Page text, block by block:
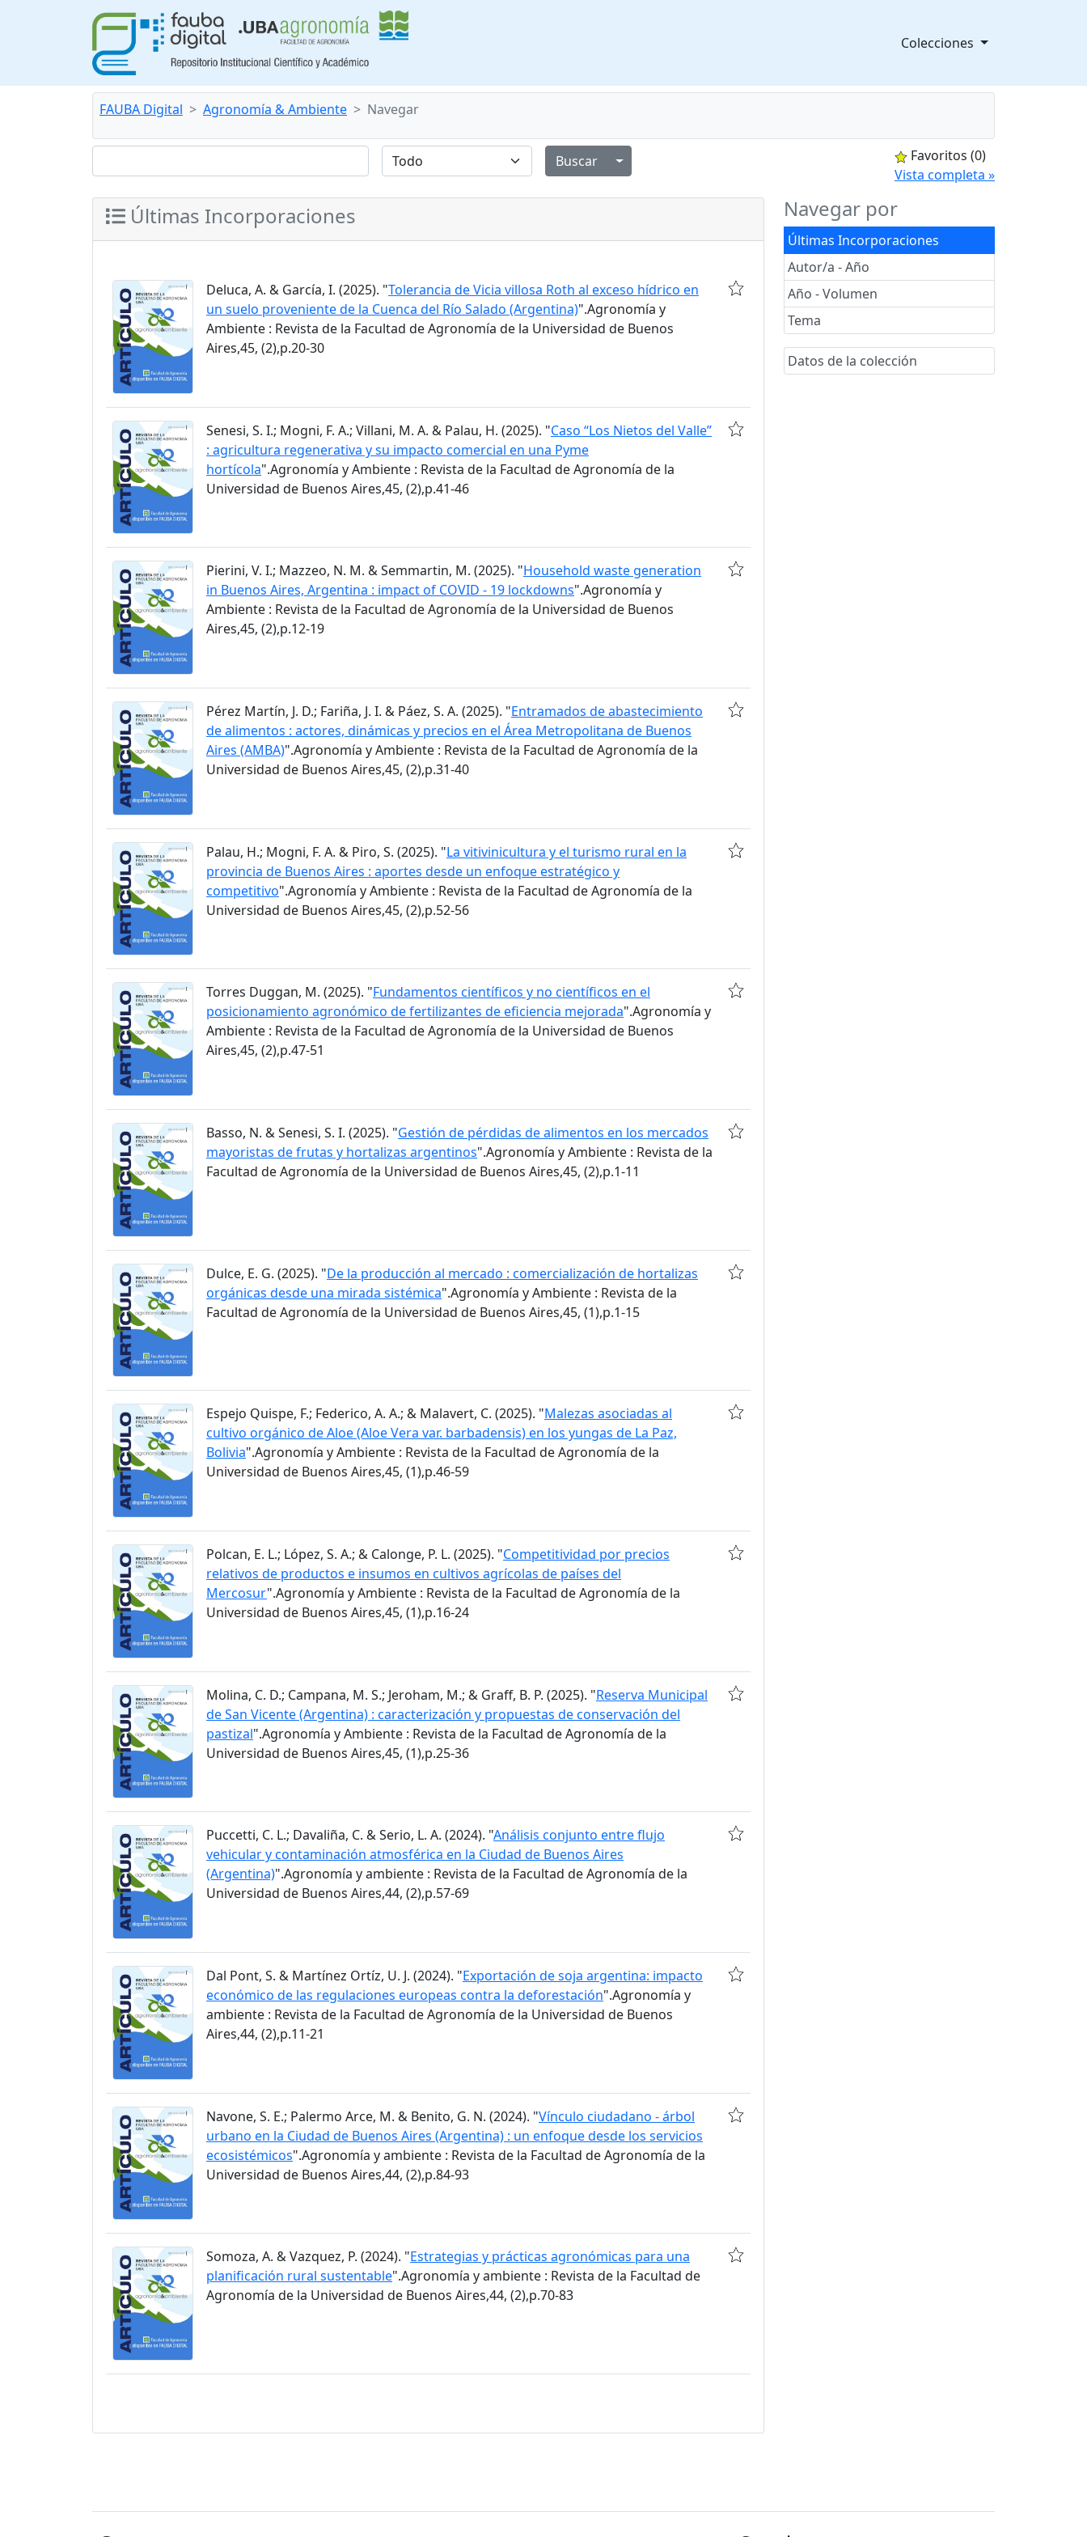
Colecciones
FAUBA Digital Agronomía & Ambiente Navegar
Alternar menú desplegable
Favoritos (0)
Vista completa »
Navegar por
Últimas Incorporaciones
Autor/a - Año
Año - Volumen
Tema
Datos de la colección
Últimas Incorporaciones
Deluca, A. & García, I. (2025). "Tolerancia de Vicia villosa Roth al exceso hídrico en
un suelo proveniente de la Cuenca del Río Salado (Argentina)".Agronomía y
Ambiente : Revista de la Facultad de Agronomía de la Universidad de Buenos
Aires,45, (2),p.20-30
Senesi, S. I.; Mogni, F. A.; Villani, M. A. & Palau, H. (2025). "Caso “Los Nietos del Valle”
: agricultura regenerativa y su impacto comercial en una Pyme
hortícola".Agronomía y Ambiente : Revista de la Facultad de Agronomía de la
Universidad de Buenos Aires,45, (2),p.41-46
Pierini, V. I.; Mazzeo, N. M. & Semmartin, M. (2025). "Household waste generation
in Buenos Aires, Argentina : impact of COVID - 19 lockdowns".Agronomía y
Ambiente : Revista de la Facultad de Agronomía de la Universidad de Buenos
Aires,45, (2),p.12-19
Pérez Martín, J. D.; Fariña, J. I. & Páez, S. A. (2025). "Entramados de abastecimiento
de alimentos : actores, dinámicas y precios en el Área Metropolitana de Buenos
Aires (AMBA)".Agronomía y Ambiente : Revista de la Facultad de Agronomía de la
Universidad de Buenos Aires,45, (2),p.31-40
Palau, H.; Mogni, F. A. & Piro, S. (2025). "La vitivinicultura y el turismo rural en la
provincia de Buenos Aires : aportes desde un enfoque estratégico y
competitivo".Agronomía y Ambiente : Revista de la Facultad de Agronomía de la
Universidad de Buenos Aires,45, (2),p.52-56
Torres Duggan, M. (2025). "Fundamentos científicos y no científicos en el
posicionamiento agronómico de fertilizantes de eficiencia mejorada".Agronomía y
Ambiente : Revista de la Facultad de Agronomía de la Universidad de Buenos
Aires,45, (2),p.47-51
Basso, N. & Senesi, S. I. (2025). "Gestión de pérdidas de alimentos en los mercados
mayoristas de frutas y hortalizas argentinos".Agronomía y Ambiente : Revista de la
Facultad de Agronomía de la Universidad de Buenos Aires,45, (2),p.1-11
Dulce, E. G. (2025). "De la producción al mercado : comercialización de hortalizas
orgánicas desde una mirada sistémica".Agronomía y Ambiente : Revista de la
Facultad de Agronomía de la Universidad de Buenos Aires,45, (1),p.1-15
Espejo Quispe, F.; Federico, A. A.; & Malavert, C. (2025). "Malezas asociadas al
cultivo orgánico de Aloe (Aloe Vera var. barbadensis) en los yungas de La Paz,
Bolivia".Agronomía y Ambiente : Revista de la Facultad de Agronomía de la
Universidad de Buenos Aires,45, (1),p.46-59
Polcan, E. L.; López, S. A.; & Calonge, P. L. (2025). "Competitividad por precios
relativos de productos e insumos en cultivos agrícolas de países del
Mercosur".Agronomía y Ambiente : Revista de la Facultad de Agronomía de la
Universidad de Buenos Aires,45, (1),p.16-24
Molina, C. D.; Campana, M. S.; Jeroham, M.; & Graff, B. P. (2025). "Reserva Municipal
de San Vicente (Argentina) : caracterización y propuestas de conservación del
pastizal".Agronomía y Ambiente : Revista de la Facultad de Agronomía de la
Universidad de Buenos Aires,45, (1),p.25-36
Puccetti, C. L.; Davaliña, C. & Serio, L. A. (2024). "Análisis conjunto entre flujo
vehicular y contaminación atmosférica en la Ciudad de Buenos Aires
(Argentina)".Agronomía y ambiente : Revista de la Facultad de Agronomía de la
Universidad de Buenos Aires,44, (2),p.57-69
Dal Pont, S. & Martínez Ortíz, U. J. (2024). "Exportación de soja argentina: impacto
económico de las regulaciones europeas contra la deforestación".Agronomía y
ambiente : Revista de la Facultad de Agronomía de la Universidad de Buenos
Aires,44, (2),p.11-21
Navone, S. E.; Palermo Arce, M. & Benito, G. N. (2024). "Vínculo ciudadano - árbol
urbano en la Ciudad de Buenos Aires (Argentina) : un enfoque desde los servicios
ecosistémicos".Agronomía y ambiente : Revista de la Facultad de Agronomía de la
Universidad de Buenos Aires,44, (2),p.84-93
Somoza, A. & Vazquez, P. (2024). "Estrategias y prácticas agronómicas para una
planificación rural sustentable".Agronomía y ambiente : Revista de la Facultad de
Agronomía de la Universidad de Buenos Aires,44, (2),p.70-83